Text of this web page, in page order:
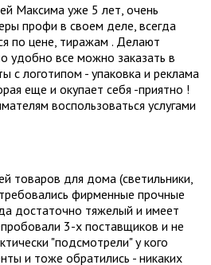
Максима уже 5 лет, очень
профи в своем деле, всегда
по цене, тиражам . Делают
удобно все можно заказать в
с логотипом - упаковка и реклама
еще и окупает себя -приятно !
воспользоваться услугами
товаров для дома (светильники,
фирменные прочные
достаточно тяжелый и имеет
3-х поставщиков и не
"подсмотрели" у кого
и тоже обратились - никаких